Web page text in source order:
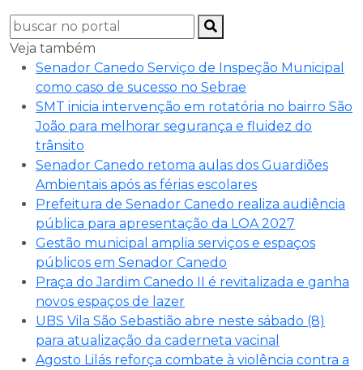
Veja também
Senador Canedo Serviço de Inspeção Municipal
como caso de sucesso no Sebrae
SMT inicia intervenção em rotatória no bairro São
João para melhorar segurança e fluidez do
trânsito
Senador Canedo retoma aulas dos Guardiões
Ambientais após as férias escolares
Prefeitura de Senador Canedo realiza audiência
pública para apresentação da LOA 2027
Gestão municipal amplia serviços e espaços
públicos em Senador Canedo
Praça do Jardim Canedo II é revitalizada e ganha
novos espaços de lazer
UBS Vila São Sebastião abre neste sábado (8)
para atualização da caderneta vacinal
Agosto Lilás reforça combate à violência contra a